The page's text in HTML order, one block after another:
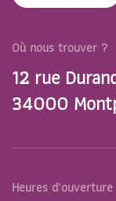
Où nous trouver ?
12 rue
34000
Heures d'ouverture